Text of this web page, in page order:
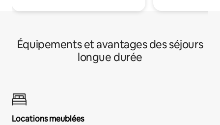
Équipements et avantages des séjours
longue durée
Locations meublées